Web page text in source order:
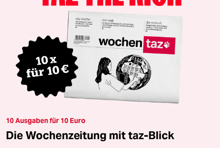
10 Ausgaben für 10 Euro
Die Wochenzeitung mit taz-Blick